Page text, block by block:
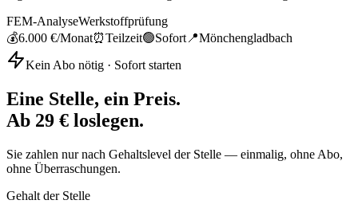
FEM-AnalyseWerkstoffprüfung
💰6.000 €/Monat⏰Teilzeit🟢Sofort 📍Mönchengladbach
Kein Abo nötig · Sofort starten
Eine Stelle, ein Preis.
Ab 29 € loslegen.
Sie zahlen nur nach Gehaltslevel der Stelle — einmalig, ohne Abo,
ohne Überraschungen.
Gehalt der Stelle